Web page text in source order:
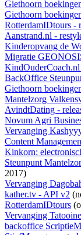
Giethoorn
Giethoorn
RotterdamIDtours -
Aanstrand.nl -
Kinderopvang de
Migratie
BackOffice
Giethoorn
Mantelzorg
AvindtDating -
Novum Agri
Vervanging
Content
Kinkorn:
Steunpunt
2017)
Vervanging
kather.tv - API v2
RotterdamIDtours
Vervanging Tatooine
backoffice